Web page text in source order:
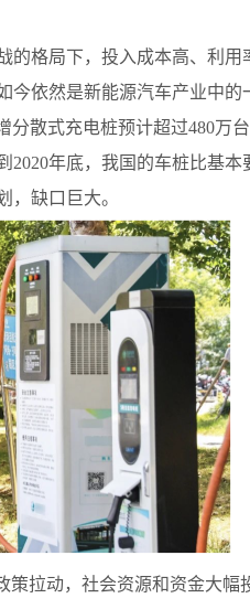
格局下，投入成本高、利用
依然是新能源汽车产业中的
分散式充电桩预计超过480万
年底，我国的车桩比基本
，缺口巨大。
拉动，社会资源和资金大幅